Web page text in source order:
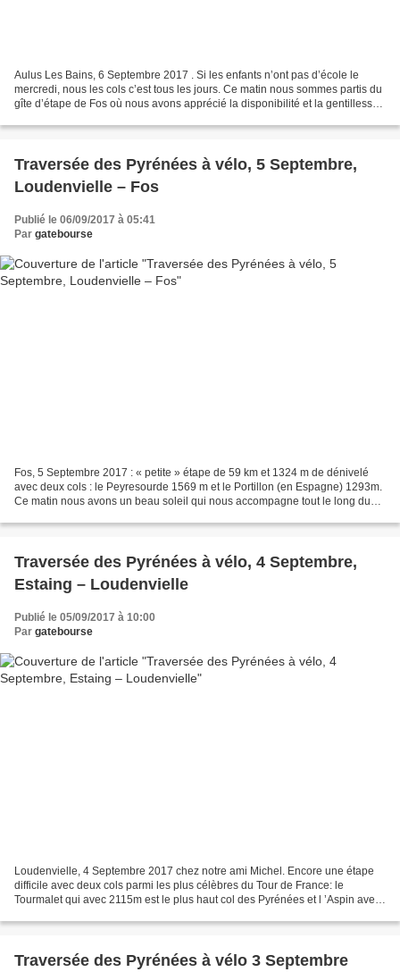
Aulus Les Bains, 6 Septembre 2017 . Si les enfants n’ont pas d’école le
mercredi, nous les cols c’est tous les jours. Ce matin nous sommes partis du
gîte d’étape de Fos où nous avons apprécié la disponibilité et la gentillesse
Traversée des Pyrénées à vélo, 5 Septembre,
Loudenvielle – Fos
Publié le 06/09/2017 à 05:41
Par gatebourse
Fos, 5 Septembre 2017 : « petite » étape de 59 km et 1324 m de dénivelé
avec deux cols : le Peyresourde 1569 m et le Portillon (en Espagne) 1293m.
Ce matin nous avons un beau soleil qui nous accompagne tout le long du
Traversée des Pyrénées à vélo, 4 Septembre,
Estaing – Loudenvielle
Publié le 05/09/2017 à 10:00
Par gatebourse
Loudenvielle, 4 Septembre 2017 chez notre ami Michel. Encore une étape
difficile avec deux cols parmi les plus célèbres du Tour de France: le
Tourmalet qui avec 2115m est le plus haut col des Pyrénées et l ’Aspin avec
Traversée des Pyrénées à vélo 3 Septembre